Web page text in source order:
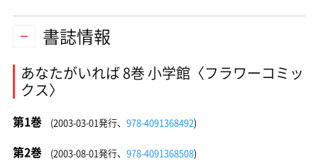
書誌情報
あなたがいれば 8巻 小学館〈フラワーコミッ
クス〉
第1巻 (2003-03-01発行、 978-4091368492)
第2巻 (2003-08-01発行、 978-4091368508)